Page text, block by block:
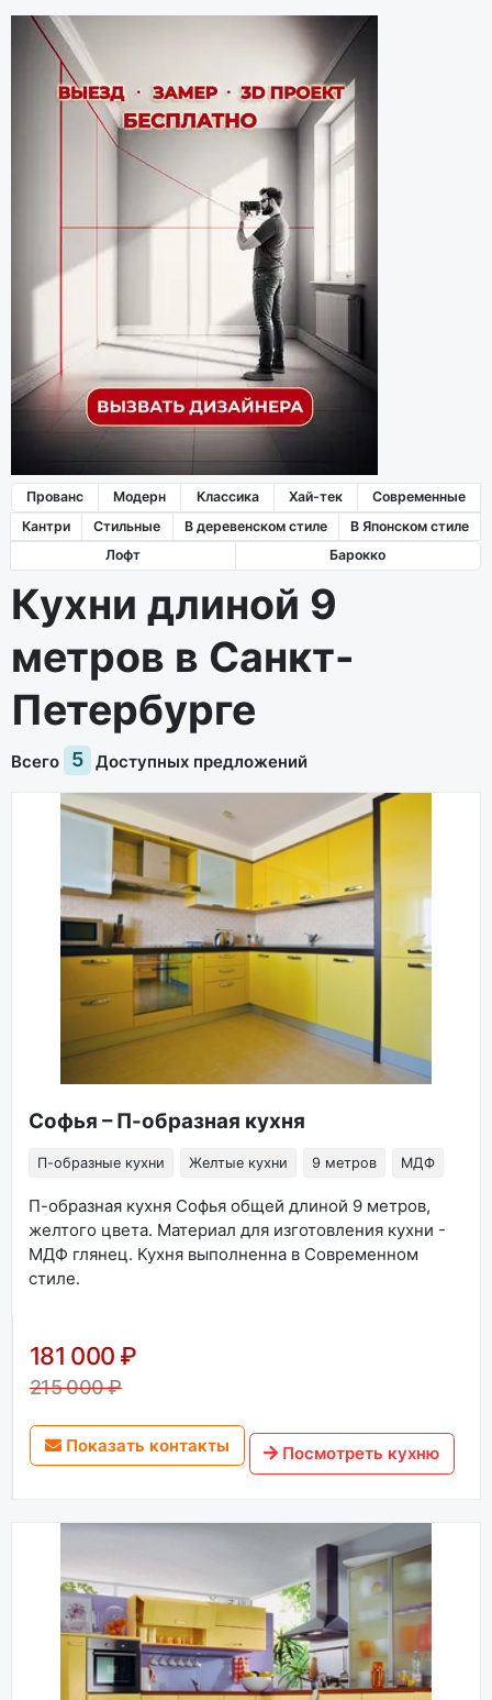
Прованс Модерн Классика Хай-тек
Современные
Кантри
Стильные В деревенском стиле
В Японском стиле
Лофт
Барокко
Кухни длиной 9
метров в Санкт-
Петербурге
Всего 5 Доступных предложений
Софья – П-образная кухня
П-образные кухни Желтые кухни 9 метров МДФ
П-образная кухня Софья общей длиной 9 метров,
желтого цвета. Материал для изготовления кухни -
МДФ глянец. Кухня выполненна в Современном
стиле.
181 000 ₽
215 000 ₽
Показать контакты Посмотреть кухню